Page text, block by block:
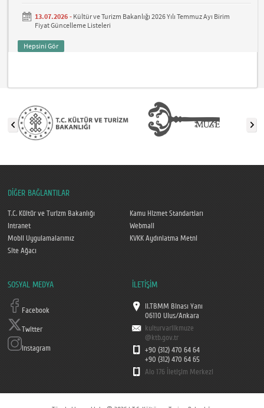
13.07.2026 - Kültür ve Turizm Bakanlığı 2026 Yılı Temmuz Ayı Birim
Fiyat Güncelleme Listeleri
Hepsini Gör
DİĞER BAĞLANTILAR
T.C. Kültür ve Turizm Bakanlığı
Kamu Hizmet Standartları
Intranet
Webmail
Mobil Uygulamalarımız
KVKK Aydınlatma Metni
Site Ağacı
SOSYAL MEDYA
Facebook
Twitter
Instagram
İLETİŞİM
II.TBMM Binası Yanı
06110 Ulus/Ankara
kulturvarlikmuze
@ktb.gov.tr
+90 (312) 470 64 64
+90 (312) 470 64 65
Alo 176 İletişim Merkezi